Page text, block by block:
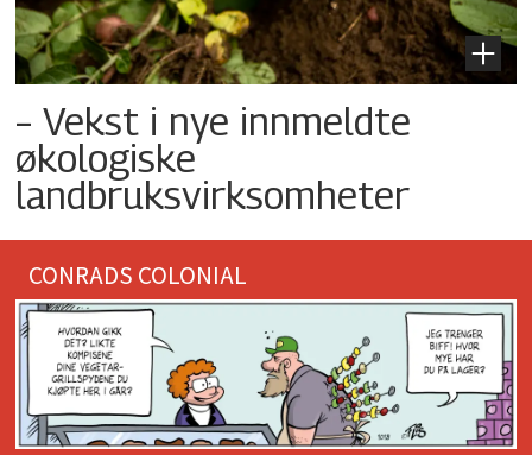
– Vekst i nye innmeldte
økologiske
landbruksvirksomheter
CONRADS COLONIAL